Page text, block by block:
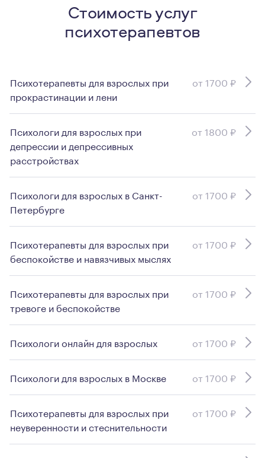
Стоимость услуг
психотерапевтов
Психотерапевты для взрослых при
прокрастинации и лени
от 1700 ₽
Психологи для взрослых при
депрессии и депрессивных
расстройствах
от 1800 ₽
Психологи для взрослых в Санкт-
Петербурге
от 1700 ₽
Психотерапевты для взрослых при
беспокойстве и навязчивых мыслях
от 1700 ₽
Психотерапевты для взрослых при
тревоге и беспокойстве
от 1700 ₽
Психологи онлайн для взрослых от 1700 ₽
Психологи для взрослых в Москве от 1700 ₽
Психотерапевты для взрослых при
неуверенности и стеснительности
от 1700 ₽